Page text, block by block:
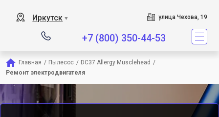
Иркутск ▼ улица Чехова, 19
+7 (800) 350-44-53
Главная / Пылесос / DC37 Allergy Musclehead /
Ремонт электродвигателя